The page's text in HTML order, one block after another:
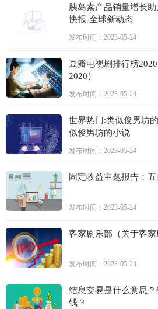
胰岛素产品销量增长
快报-全球新动态
发布时间：2023-05-24
豆瓣电视剧排行榜
2020）
发布时间：2023-05-24
世界热门:类似俊男坊
似俊男坊的小说
发布时间：2023-05-24
固定收益主题报告：
发布时间：2023-05-24
客家剧乐部（关于客
发布时间：2023-05-24
结息交易是什么意思
钱？